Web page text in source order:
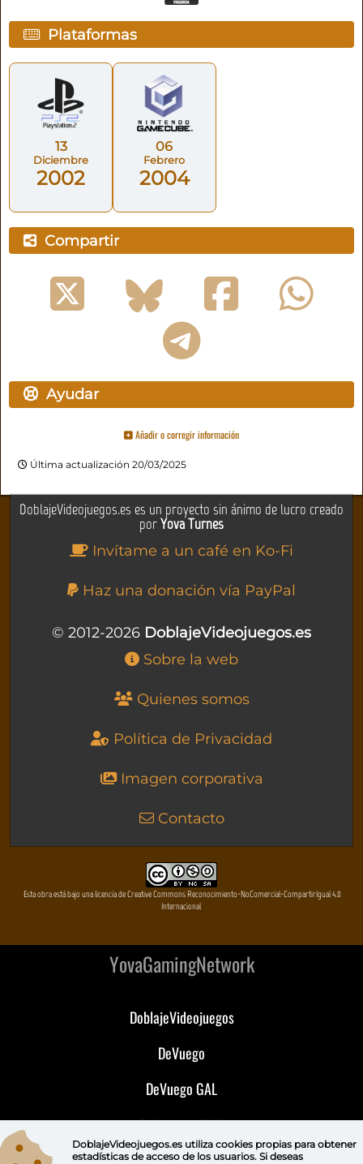
Plataformas
13
Diciembre
2002
06
Febrero
2004
Compartir
Ayudar
Añadir o corregir información
Última actualización 20/03/2025
DoblajeVideojuegos.es es un proyecto sin ánimo de lucro creado
porYova Turnes
Invítame a un café en Ko-Fi
Haz una donación vía PayPal
© 2012-2026 DoblajeVideojuegos.es
Sobre la web
Quienes somos
Política de Privacidad
Imagen corporativa
Contacto
Esta obra está bajo una licencia de Creative Commons Reconocimiento-NoComercial-CompartirIgual 4.0
Internacional
YovaGamingNetwork
DoblajeVideojuegos
DeVuego
DeVuego GAL
DeVuego LATAM
DeVuego Portugal
DoblajeVideojuegos.es utiliza cookies propiaspara obtener
estadísticas de acceso de los usuarios. Si deseas